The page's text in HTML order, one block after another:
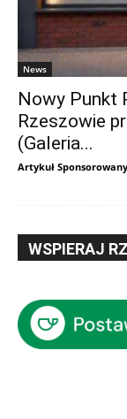
News
Nowy Punkt
Rzeszowie
(Galeria...
Artykuł Sponsorowany
WSPIERAJ